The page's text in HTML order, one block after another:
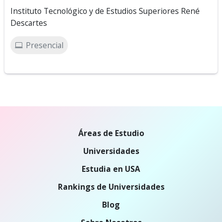
Instituto Tecnológico y de Estudios Superiores René
Descartes
Presencial
Áreas de Estudio
Universidades
Estudia en USA
Rankings de Universidades
Blog